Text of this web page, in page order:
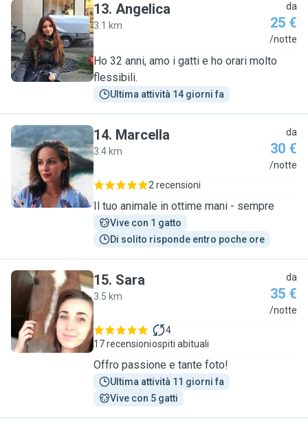
A
13. Angelica
3.1 km
da
25 €
/notte
Ho 32 anni, amo i gatti e ho orari molto
flessibili.
Ultima attività 14 giorni fa
M
14. Marcella
3.4 km
da
30 €
/notte
2 recensioni
Il tuo animale in ottime mani - sempre
Vive con 1 gatto
Di solito risponde entro poche ore
S
15. Sara
3.5 km
da
35 €
/notte
17 recensioni
4
ospiti abituali
Offro passione e tante foto!
Ultima attività 11 giorni fa
Vive con 5 gatti